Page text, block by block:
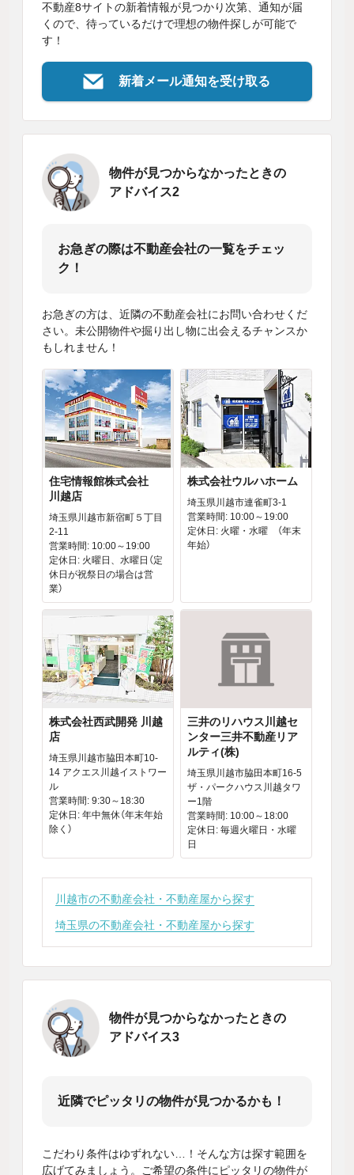
不動産8サイトの新着情報が見つかり次第、通知が届
くので、待っているだけで理想の物件探しが可能で
す！
新着メール通知を受け取る
物件が見つからなかったときの
アドバイス2
お急ぎの際は不動産会社の一覧をチェッ
ク！
お急ぎの方は、近隣の不動産会社にお問い合わせくだ
さい。未公開物件や掘り出し物に出会えるチャンスか
もしれません！
住宅情報館株式会社
川越店
埼玉県川越市新宿町５丁目
2-11
営業時間: 10:00～19:00
定休日: 火曜日、水曜日（定
休日が祝祭日の場合は営
業）
株式会社ウルハホーム
埼玉県川越市連雀町3-1
営業時間: 10:00～19:00
定休日: 火曜・水曜 （年末
年始）
株式会社西武開発 川越
店
埼玉県川越市脇田本町10-
14 アクエス川越イストワー
ル
営業時間: 9:30～18:30
定休日: 年中無休（年末年始
除く）
三井のリハウス川越セ
ンター三井不動産リア
ルティ(株)
埼玉県川越市脇田本町16-5
ザ・パークハウス川越タワ
ー1階
営業時間: 10:00～18:00
定休日: 毎週火曜日・水曜
日
川越市の不動産会社・不動産屋から探す
埼玉県の不動産会社・不動産屋から探す
物件が見つからなかったときの
アドバイス3
近隣でピッタリの物件が見つかるかも！
こだわり条件はゆずれない…！そんな方は探す範囲を
広げてみましょう。ご希望の条件にピッタリの物件が